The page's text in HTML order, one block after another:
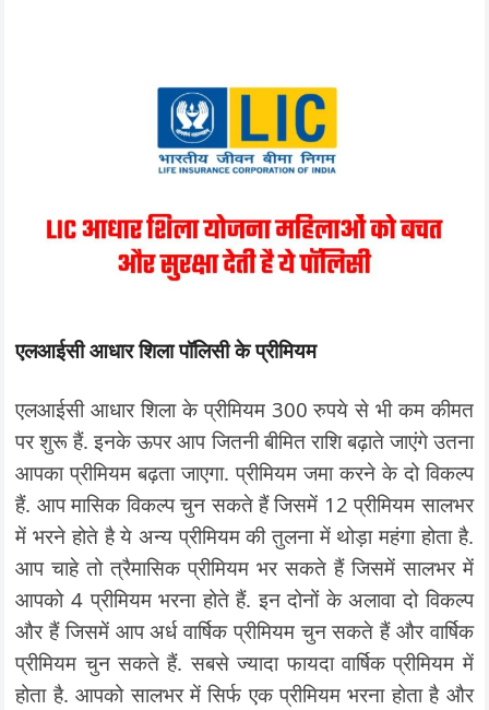
एलआईसी आधार शिला पॉलिसी के प्रीमियम
एलआईसी आधार शिला के प्रीमियम 300 रुपये से भी कम कीमत
पर शुरू हैं. इनके ऊपर आप जितनी बीमित राशि बढ़ाते जाएंगे उतना
आपका प्रीमियम बढ़ता जाएगा. प्रीमियम जमा करने के दो विकल्प
हैं. आप मासिक विकल्प चुन सकते हैं जिसमें 12 प्रीमियम सालभर
में भरने होते है ये अन्य प्रीमियम की तुलना में थोड़ा महंगा होता है.
आप चाहे तो त्रैमासिक प्रीमियम भर सकते हैं जिसमें सालभर में
आपको 4 प्रीमियम भरना होते हैं. इन दोनों के अलावा दो विकल्प
और हैं जिसमें आप अर्ध वार्षिक प्रीमियम चुन सकते हैं और वार्षिक
प्रीमियम चुन सकते हैं. सबसे ज्यादा फायदा वार्षिक प्रीमियम में
होता है. आपको सालभर में सिर्फ एक प्रीमियम भरना होता है और